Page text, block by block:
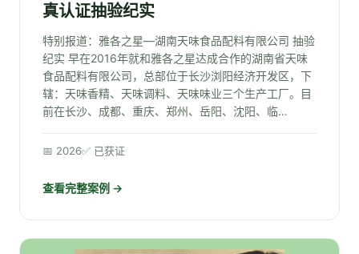
真认证抽验纪实
特别报道：雅各之星—湖南天味食品配料有限公司 抽验
纪实 早在2016年就和雅各之星达成合作的湖南省天味
食品配料有限公司，总部位于长沙浏阳经济开发区，下
辖：天味香精、天味调料、天味味业三个生产工厂。目
前在长沙、成都、重庆、郑州、岳阳、沈阳、临…
📅 2026✅ 已获证
查看完整案例 →